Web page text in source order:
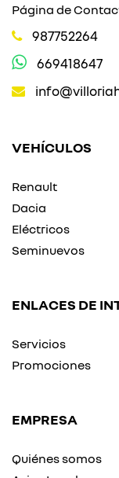
Página de
987752264
669418647
VEHÍCULOS
Renault
Dacia
Eléctricos
Seminuevos
ENLACES DE
Servicios
Promociones
EMPRESA
Quiénes somos